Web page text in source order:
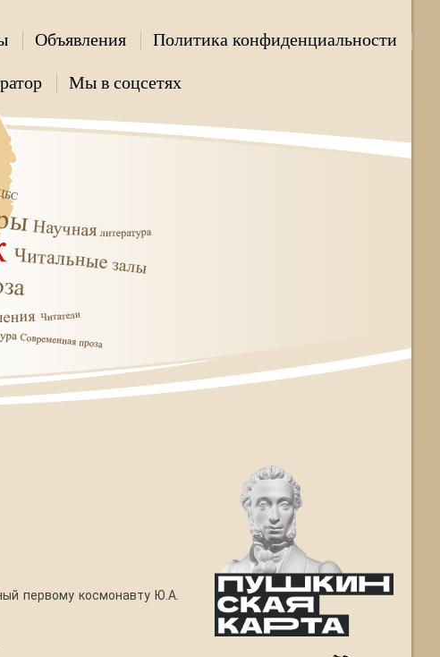
Объявления Политика конфиденциальности
Мы в соцсетях
первому космонавту Ю.А.